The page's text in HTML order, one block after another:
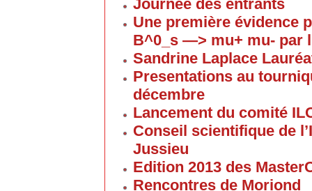
Journée des entrants
Une première évidence
B^0_s —> mu+ mu- par
Sandrine Laplace
Presentations au
décembre
Lancement du comité
Conseil scientifique de
Jussieu
Edition 2013 des
Rencontres de Moriond